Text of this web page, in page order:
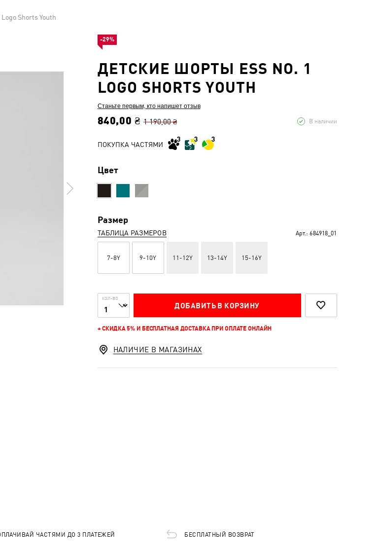
Shorts Youth
ДЕТСКИЕ ШОРТЫ ESS NO. 1
LOGO SHORTS YOUTH
Станьте первым, кто напишет отзыв
840,00 ₴ 1 190,00 ₴ В наличии
ПОКУПКА ЧАСТЯМИ
Цвет
Размер
ТАБЛИЦА РАЗМЕРОВ Арт.: 684918_01
7-8Y 9-10Y 11-12Y 13-14Y 15-16Y
КОЛ-ВО
ДОБАВИТЬ В КОРЗИНУ
+ СКИДКА 5% И БЕСПЛАТНАЯ ДОСТАВКА ПРИ ОПЛАТЕ ОНЛАЙН
-29%
НАЛИЧИЕ В МАГАЗИНАХ
ЧАСТЯМИ ДО 3 ПЛАТЕЖЕЙ БЕСПЛАТНЫЙ ВОЗВРАТ